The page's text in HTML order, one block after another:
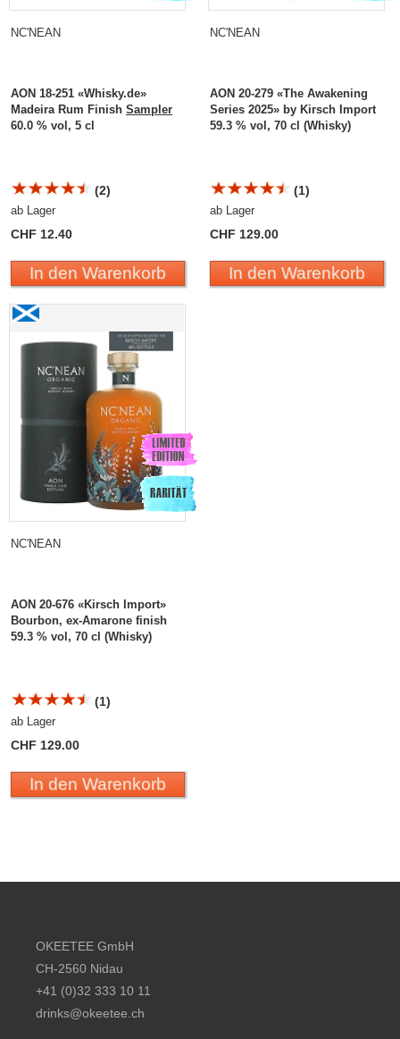
NC'NEAN
AON 18-251 «Whisky.de»
Madeira Rum Finish Sampler
60.0 % vol, 5 cl
(2)
ab Lager
CHF 12.40
In den Warenkorb
NC'NEAN
AON 20-279 «The Awakening
Series 2025» by Kirsch Import
59.3 % vol, 70 cl (Whisky)
(1)
ab Lager
CHF 129.00
In den Warenkorb
NC'NEAN
AON 20-676 «Kirsch Import»
Bourbon, ex-Amarone finish
59.3 % vol, 70 cl (Whisky)
(1)
ab Lager
CHF 129.00
In den Warenkorb
OKEETEE GmbH
CH-2560 Nidau
+41 (0)32 333 10 11
drinks@okeetee.ch